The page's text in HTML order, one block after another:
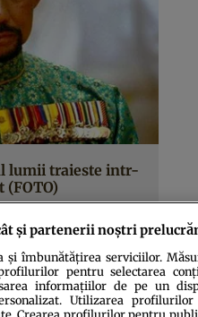
lumii traieste intr-
și partenerii noștri
și îmbunătățirea serviciilor.
pentru selectarea
informațiilor de pe un
Utilizarea
Crearea profilurilor pentru